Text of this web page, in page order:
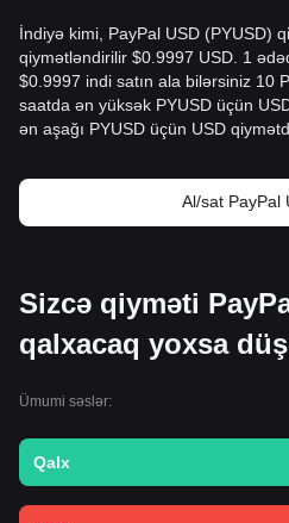
İndiyə kimi, PayPal USD (PYUSD)
qiymətləndirilir $0.9997 USD. 1
$0.9997 indi satın ala bilərsiniz 10
saatda ən yüksək PYUSD üçün
ən aşağı PYUSD üçün USD
Al/sat PayPal
Sizcə qiyməti
qalxacaq yoxsa
Ümumi səslər:
Qalx